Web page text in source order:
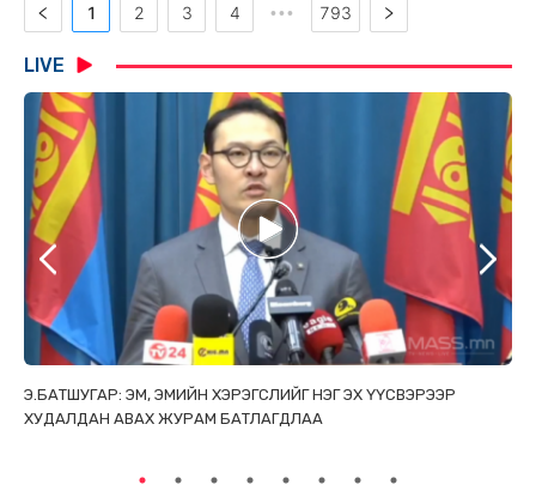
1 2 3 4 ••• 793
LIVE
Э.БАТШУГАР: ЭМ, ЭМИЙН ХЭРЭГСЛИЙГ НЭГ ЭХ ҮҮСВЭРЭЭР
ХУДАЛДАН АВАХ ЖУРАМ БАТЛАГДЛАА